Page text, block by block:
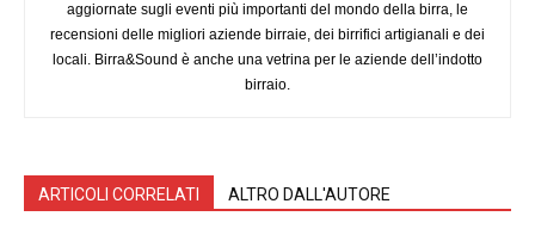
aggiornate sugli eventi più importanti del mondo della birra, le
recensioni delle migliori aziende birraie, dei birrifici artigianali e dei
locali. Birra&Sound è anche una vetrina per le aziende dell’indotto
birraio.
ARTICOLI CORRELATI ALTRO DALL'AUTORE